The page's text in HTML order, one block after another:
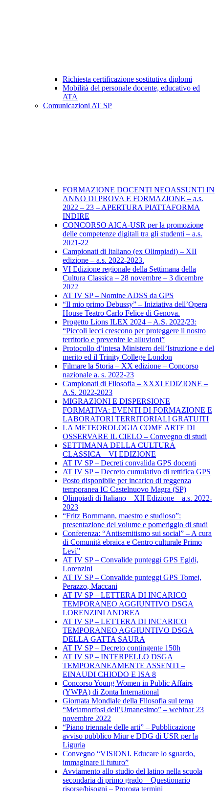
Richiesta certificazione sostitutiva diplomi
Mobilità del personale docente, educativo ed
ATA
Comunicazioni AT SP
FORMAZIONE DOCENTI NEOASSUNTI IN
ANNO DI PROVA E FORMAZIONE – a.s.
2022 – 23 – APERTURA PIATTAFORMA
INDIRE
CONCORSO AICA-USR per la promozione
delle competenze digitali tra gli studenti – a.s.
2021-22
Campionati di Italiano (ex Olimpiadi) – XII
edizione – a.s. 2022-2023.
VI Edizione regionale della Settimana della
Cultura Classica – 28 novembre – 3 dicembre
2022
AT IV SP – Nomine ADSS da GPS
“Il mio primo Debussy” – Iniziativa dell’Opera
House Teatro Carlo Felice di Genova.
Progetto Lions ILEX 2024 – A.S. 2022/23:
“Piccoli lecci crescono per proteggere il nostro
territorio e prevenire le alluvioni”
Protocollo d’intesa Ministero dell’Istruzione e del
merito ed il Trinity College London
Filmare la Storia – XX edizione – Concorso
nazionale a. s. 2022-23
Campionati di Filosofia – XXXI EDIZIONE –
A.S. 2022-2023
MIGRAZIONI E DISPERSIONE
FORMATIVA: EVENTI DI FORMAZIONE E
LABORATORI TERRITORIALI GRATUITI
LA METEOROLOGIA COME ARTE DI
OSSERVARE IL CIELO – Convegno di studi
SETTIMANA DELLA CULTURA
CLASSICA – VI EDIZIONE
AT IV SP – Decreti convalida GPS docenti
AT IV SP – Decreto cumulativo di rettifica GPS
Posto disponibile per incarico di reggenza
temporanea IC Castelnuovo Magra (SP)
Olimpiadi di Italiano – XII Edizione – a.s. 2022-
2023
“Fritz Bornmann, maestro e studioso”:
presentazione del volume e pomeriggio di studi
Conferenza: “Antisemitismo sui social” – A cura
di Comunità ebraica e Centro culturale Primo
Levi”
AT IV SP – Convalide punteggi GPS Egidi,
Lorenzini
AT IV SP – Convalide punteggi GPS Tomei,
Perazzo, Maccani
AT IV SP – LETTERA DI INCARICO
TEMPORANEO AGGIUNTIVO DSGA
LORENZINI ANDREA
AT IV SP – LETTERA DI INCARICO
TEMPORANEO AGGIUNTIVO DSGA
DELLA GATTA SAURA
AT IV SP – Decreto contingente 150h
AT IV SP – INTERPELLO DSGA
TEMPORANEAMENTE ASSENTI –
EINAUDI CHIODO E ISA 8
Concorso Young Women in Public Affairs
(YWPA) di Zonta International
Giornata Mondiale della Filosofia sul tema
“Metamorfosi dell’Umanesimo” – webinar 23
novembre 2022
“Piano triennale delle arti” – Pubblicazione
avviso pubblico Miur e DDG di USR per la
Liguria
Convegno “VISIONI. Educare lo sguardo,
immaginare il futuro”
Avviamento allo studio del latino nella scuola
secondaria di primo grado – Questionario
risorse/bisogni – Proroga termini